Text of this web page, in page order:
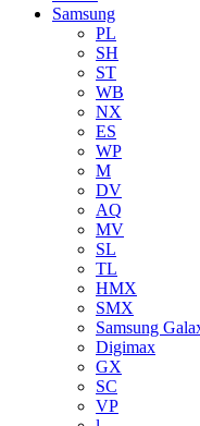
Samsung
PL
SH
ST
WB
NX
ES
WP
M
DV
AQ
MV
SL
TL
HMX
SMX
Samsung
Digimax
GX
SC
VP